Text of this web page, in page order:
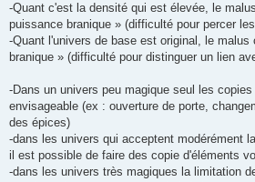
-Quant c'est la densité qui est élevée, le
puissance branique » (difficulté pour percer
-Quant l'univers de base est original, le malus
branique » (difficulté pour distinguer un lien
-Dans un univers peu magique seul les
envisageable (ex : ouverture de porte,
des épices)
-dans les univers qui acceptent modérément
il est possible de faire des copie d'éléments
-dans les univers très magiques la limitation